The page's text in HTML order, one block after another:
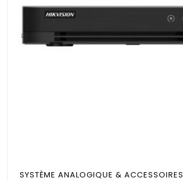
SYSTÈME ANALOGIQUE & ACCESSOIRES